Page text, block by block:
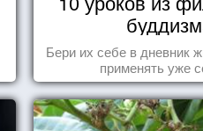
Бери их себе в дневник
применять уже